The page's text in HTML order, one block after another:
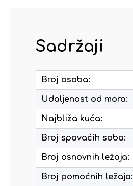
Sadržaji
Broj osoba:
Udaljenost od mora:
Najbliža kuća:
Broj spavaćih soba:
Broj osnovnih ležaja:
Broj pomoćnih ležaja: